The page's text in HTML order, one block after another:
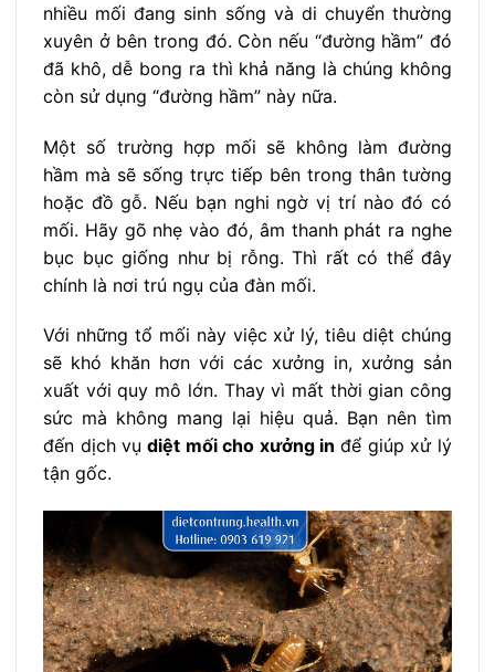
nhiều mối đang sinh sống và di chuyển thường
xuyên ở bên trong đó. Còn nếu “đường hầm” đó
đã khô, dễ bong ra thì khả năng là chúng không
còn sử dụng “đường hầm” này nữa.
Một số trường hợp mối sẽ không làm đường
hầm mà sẽ sống trực tiếp bên trong thân tường
hoặc đồ gỗ. Nếu bạn nghi ngờ vị trí nào đó có
mối. Hãy gõ nhẹ vào đó, âm thanh phát ra nghe
bục bục giống như bị rỗng. Thì rất có thể đây
chính là nơi trú ngụ của đàn mối.
Với những tổ mối này việc xử lý, tiêu diệt chúng
sẽ khó khăn hơn với các xưởng in, xưởng sản
xuất với quy mô lớn. Thay vì mất thời gian công
sức mà không mang lại hiệu quả. Bạn nên tìm
đến dịch vụ diệt mối cho xưởng inđể giúp xử lý
tận gốc.